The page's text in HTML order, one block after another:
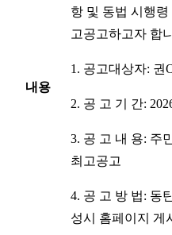
내용
항 및 동법 시행령
고공고하고자 합
1. 공고대상자: 권
2. 공 고 기 간:
3. 공 고 내 용: 주
최고공고
4. 공 고 방 법: 동
성시 홈페이지 게